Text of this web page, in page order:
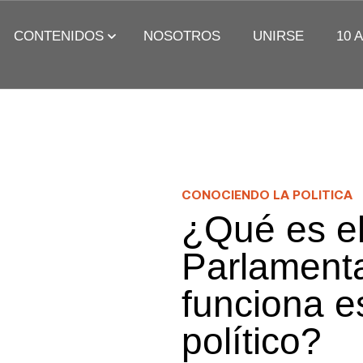
CONTENIDOS NOSOTROS UNIRSE 10
CONOCIENDO LA POLITICA
¿Qué es el
funciona
político?